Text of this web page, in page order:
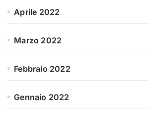
Aprile 2022
Marzo 2022
Febbraio 2022
Gennaio 2022